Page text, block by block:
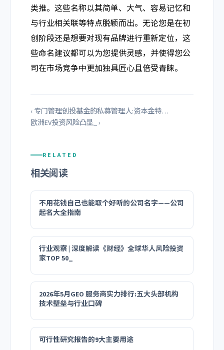
类推。这些名称以其简单、大气、容易记忆和
与行业相关联等特点脱颖而出。无论您是在初
创阶段还是想要对现有品牌进行重新定位，这
些命名建议都可以为您提供灵感，并使得您公
司在市场竞争中更加独具匠心且倍受青睐。
‹ 专门管理创投基金的私募管理人:资本金特…
欧洲EV投资风险凸显_ ›
RELATED
相关阅读
不用花钱自己也能取个好听的公司名字——公司
起名大全指南
行业观察 | 深度解读《财经》全球华人风险投资
家TOP 50_
2026年5月GEO 服务商实力排行:五大头部机构
技术壁垒与行业口碑
可行性研究报告的9大主要用途